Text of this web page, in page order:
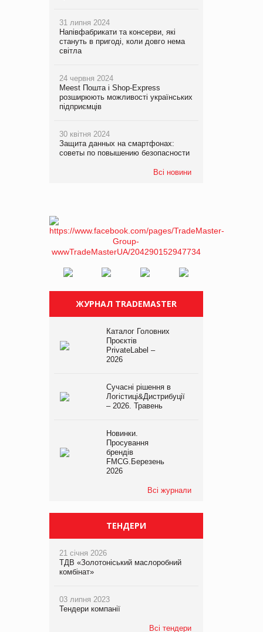
31 липня 2024
Напівфабрикати та консерви, які
стануть в пригоді, коли довго нема
світла
24 червня 2024
Meest Пошта і Shop-Express
розширюють можливості українських
підприємців
30 квітня 2024
Защита данных на смартфонах:
советы по повышению безопасности
Всі новини
ЖУРНАЛ TRADEMASTER
Каталог Головних
Проєктів
PrivateLabel –
2026
Сучасні рішення в
Логістиці&Дистрибуції
– 2026. Травень
Новинки.
Просування
брендів
FMCG.Березень
2026
Всі журнали
ТЕНДЕРИ
21 січня 2026
ТДВ «Золотоніський маслоробний
комбінат»
03 липня 2023
Тендери компанії
Всі тендери